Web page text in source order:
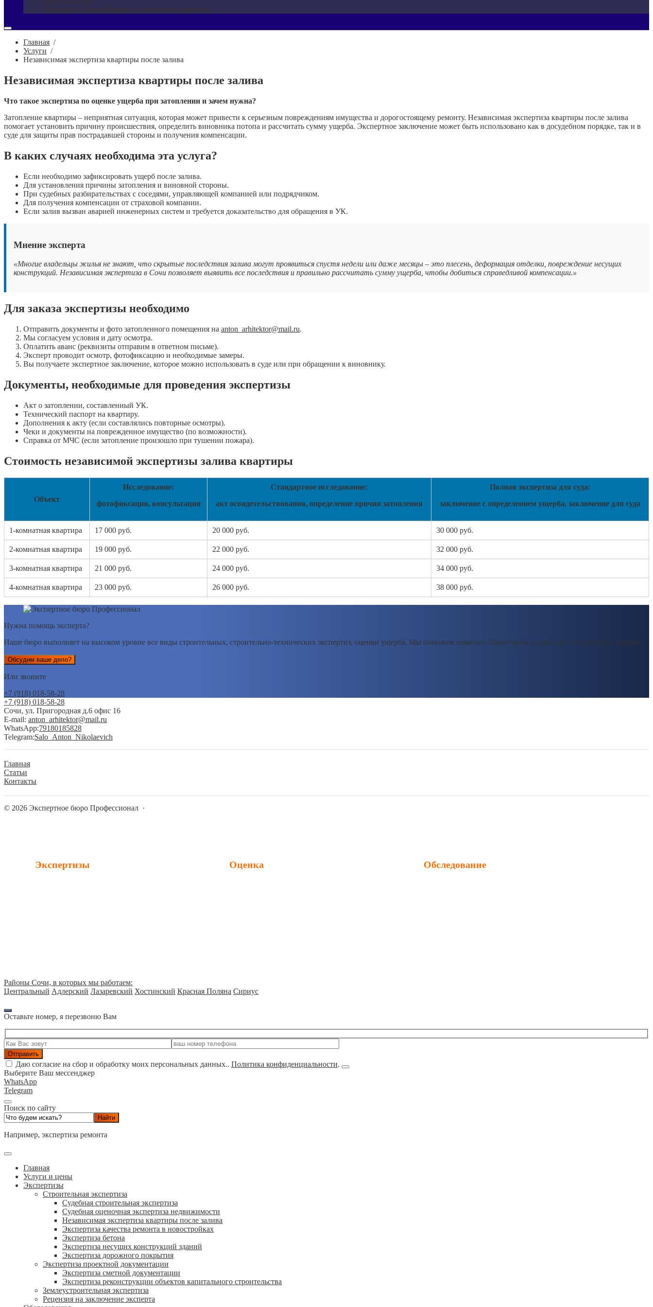
Взыскание с застройщика за недостатки квартиры
Главная /
Услуги /
Независимая экспертиза квартиры после залива
Независимая экспертиза квартиры после залива
Что такое экспертиза по оценке ущерба при затоплении и зачем нужна?
Затопление квартиры – неприятная ситуация, которая может привести к серьезным повреждениям имущества и дорогостоящему ремонту. Независимая экспертиза квартиры после залива
помогает установить причину происшествия, определить виновника потопа и рассчитать сумму ущерба. Экспертное заключение может быть использовано как в досудебном порядке, так и в
суде для защиты прав пострадавшей стороны и получения компенсации.
В каких случаях необходима эта услуга?
Если необходимо зафиксировать ущерб после залива.
Для установления причины затопления и виновной стороны.
При судебных разбирательствах с соседями, управляющей компанией или подрядчиком.
Для получения компенсации от страховой компании.
Если залив вызван аварией инженерных систем и требуется доказательство для обращения в УК.
Мнение эксперта
«Многие владельцы жилья не знают, что скрытые последствия залива могут проявиться спустя недели или даже месяцы – это плесень, деформация отделки, повреждение несущих
конструкций. Независимая экспертиза в Сочи позволяет выявить все последствия и правильно рассчитать сумму ущерба, чтобы добиться справедливой компенсации.»
Для заказа экспертизы необходимо
Отправить документы и фото затопленного помещения на anton_arhitektor@mail.ru.
Мы согласуем условия и дату осмотра.
Оплатить аванс (реквизиты отправим в ответном письме).
Эксперт проводит осмотр, фотофиксацию и необходимые замеры.
Вы получаете экспертное заключение, которое можно использовать в суде или при обращении к виновнику.
Документы, необходимые для проведения экспертизы
Акт о затоплении, составленный УК.
Технический паспорт на квартиру.
Дополнения к акту (если составлялись повторные осмотры).
Чеки и документы на поврежденное имущество (по возможности).
Справка от МЧС (если затопление произошло при тушении пожара).
Стоимость независимой экспертизы залива квартиры
Объект
Исследование:
фотофиксация, консультации
Стандартное исследование:
акт освидетельствования, определение причин затопления
Полная экспертиза для суда:
заключение с определением ущерба, заключение для суда
1-комнатная квартира 17 000 руб. 20 000 руб. 30 000 руб.
2-комнатная квартира 19 000 руб. 22 000 руб. 32 000 руб.
3-комнатная квартира 21 000 руб. 24 000 руб. 34 000 руб.
4-комнатная квартира 23 000 руб. 26 000 руб. 38 000 руб.
Нужна помощь эксперта?
Наше бюро выполняет на высоком уровне все виды строительных, строительно-технических экспертиз, оценки ущерба. Мы поможем защитить Ваши права в суде или в досудебном порядке.
Обсудим ваше дело?
Или звоните
+7 (918) 018-58-28
+7 (918) 018-58-28
Сочи, ул. Пригородная д.6 офис 16
E-mail: anton_arhitektor@mail.ru
WhatsApp:79180185828
Telegram:Salo_Anton_Nikolaevich
Главная
Статьи
Контакты
© 2026 Экспертное бюро Профессионал ·
Экспертизы Оценка Обследование
Районы Сочи, в которых мы работаем:
Центральный Адлерский Лазаревский Хостинский Красная Поляна Сириус
Оставьте номер, я перезвоню Вам
Даю согласие на сбор и обработку моих персональных данных.. Политика конфиденциальности.
Выберите Ваш мессенджер
WhatsApp
Telegram
Поиск по сайту
Например, экспертиза ремонта
Главная
Услуги и цены
Экспертизы
Строительная экспертиза
Судебная строительная экспертиза
Судебная оценочная экспертиза недвижимости
Независимая экспертиза квартиры после залива
Экспертиза качества ремонта в новостройках
Экспертиза бетона
Экспертиза несущих конструкций зданий
Экспертиза дорожного покрытия
Экспертиза проектной документации
Экспертиза сметной документации
Экспертиза реконструкции объектов капитального строительства
Землеустроительная экспертиза
Рецензия на заключение эксперта